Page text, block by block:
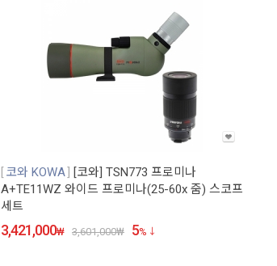
코와 KOWA
[코와] TSN773 프로미나
A+TE11WZ 와이드 프로미나(25-60x 줌) 스코프
세트
3,421,000₩ 3,601,000₩ 5%